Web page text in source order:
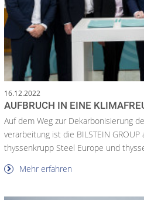
16.12.2022
AUFBRUCH IN EINE
Auf dem Weg zur Dekarbonisierung
verarbeitung ist die BILSTEIN
thyssenkrupp Steel Europe und
Mehr erfahren